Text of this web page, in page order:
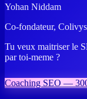
Yohan Niddam
Co-fondateur, Colivys
Tu veux maitriser le
partoi-meme ?
Coaching SEO —